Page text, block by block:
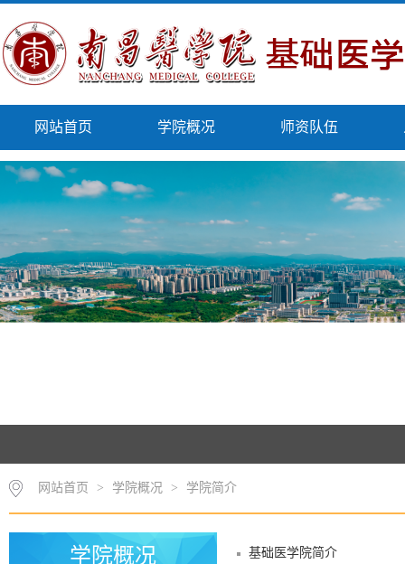
网站首页 学院概况 师资队伍
网站首页 > 学院概况 > 学院简介
学院概况 基础医学院简介